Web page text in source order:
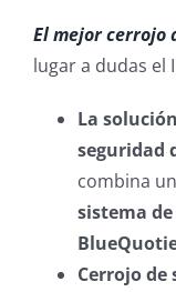
El mejor cerrojo
lugar a dudas el
La
seguridad
combina
sistema
Cerrojo